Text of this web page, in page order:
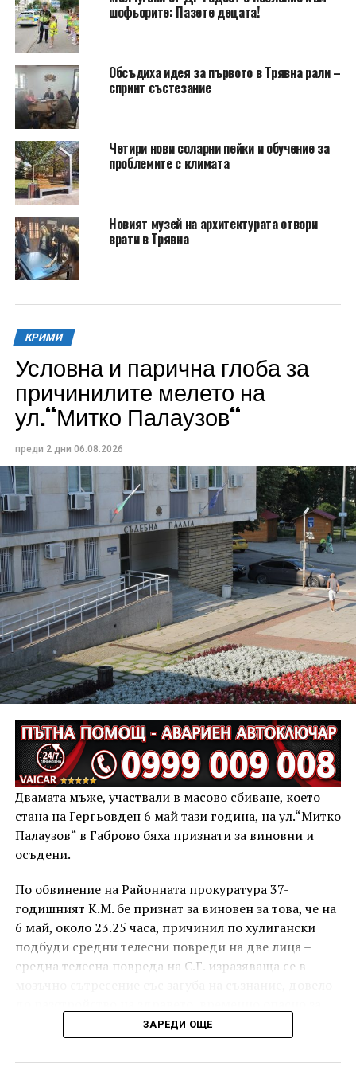
шофьорите: Пазете децата!
Обсъдиха идея за първото в Трявна рали –
спринт състезание
Четири нови соларни пейки и обучение за
проблемите с климата
Новият музей на архитектурата отвори
врати в Трявна
КРИМИ
Условна и парична глоба за
причинилите мелето на
ул.“Митко Палаузов“
преди 2 дни 06.08.2026
Двамата мъже, участвали в масово сбиване, което
стана на Гергьовден 6 май тази година, на ул.“Митко
Палаузов“ в Габрово бяха признати за виновни и
осъдени.
По обвинение на Районната прокуратура 37-
годишният К.М. бе признат за виновен за това, че на
6 май, около 23.25 часа, причинил по хулигански
подбуди средни телесни повреди на две лица –
средна телесна повреда на С.Г. изразяваща се в
живота, и лека телесна повреда на Х.С., която бе с
порезна рана на петия пръст на дясната ръка,
довела до разстройство на здравето, неопасно за
ЗАРЕДИ ОЩЕ